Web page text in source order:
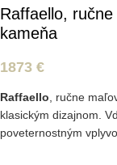
Raffaello,
kameňa
1873 €
Raffaello, ručne
klasickým dizajnom.
poveternostným